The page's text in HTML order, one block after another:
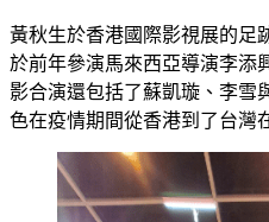
黃秋生於香港國際影視展的足
於前年參演馬來西亞導演李添
影合演還包括了蘇凱璇、李雪
色在疫情期間從香港到了台灣